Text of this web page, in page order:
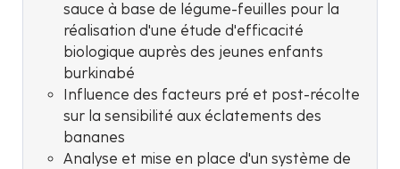
sauce à base de légume-feuilles pour la
réalisation d'une étude d'efficacité
biologique auprès des jeunes enfants
burkinabé
Influence des facteurs pré et post-récolte
sur la sensibilité aux éclatements des
bananes
Analyse et mise en place d'un système de